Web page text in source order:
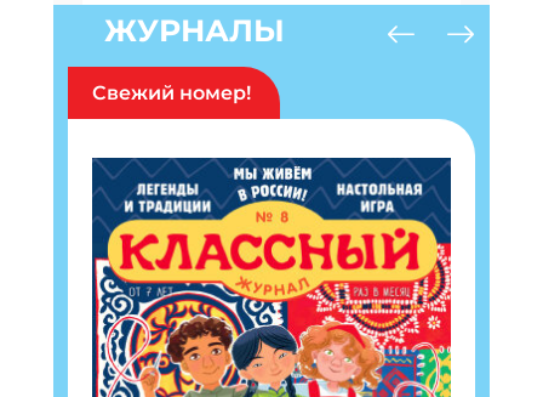
ЖУРНАЛЫ
Свежий номер!